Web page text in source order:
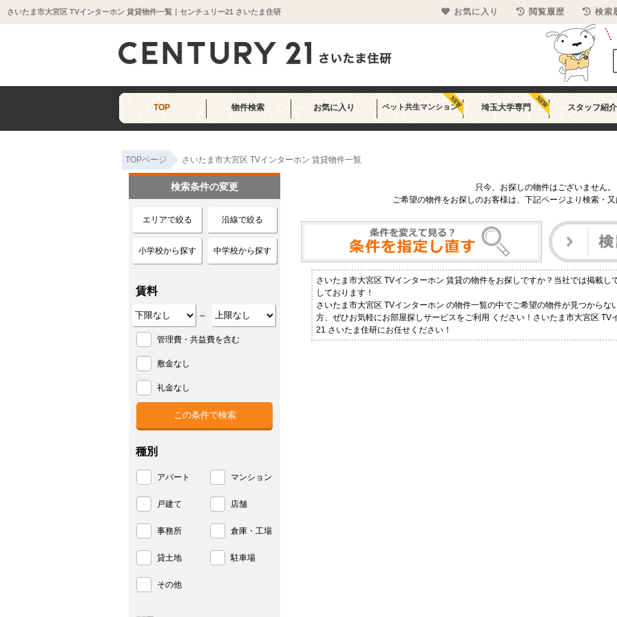
さいたま市大宮区 TVインターホン 賃貸物件一覧｜センチュリー21 さいたま住研
TOP 物件検索 お気に入り ペット共生マンション 埼玉大学専門 スタッフ紹介
TOPページ さいたま市大宮区 TVインターホン 賃貸物件一覧
只今、お探しの物件はございません。
ご希望の物件をお探しのお客様は、下記ページより検索・又
さいたま市大宮区 TVインターホン 賃貸の物件をお探しですか？当社では掲載
しております！
さいたま市大宮区 TVインターホン の物件一覧の中でご希望の物件が見つからな
方、ぜひお気軽にお部屋探しサービスをご利用 ください！さいたま市大宮区 TV
21 さいたま住研にお任せください！
検索条件の変更
エリアで絞る 沿線で絞る
小学校から探す 中学校から探す
賃料
～
管理費・共益費を含む
敷金なし
礼金なし
種別
アパート マンション
戸建て 店舗
事務所 倉庫・工場
貸土地 駐車場
その他
お気に入り 閲覧履歴 検索